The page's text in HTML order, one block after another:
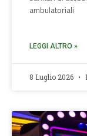
ambulatoriali
LEGGI ALTRO »
8 Luglio 2026